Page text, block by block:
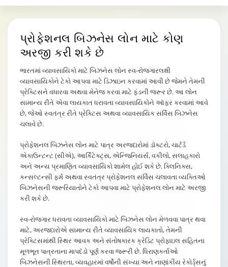
પ્રોફેશનલ બિઝનેસ લોન માટે કોણ
અરજી કરી શકે છે
ભારતમાં વ્યાવસાયિકો માટે બિઝનેસ લોન સ્વ-રોજગારલક્ષી
વ્યાવસાયિકોને ટેકો આપવા માટે ડિઝાઇન કરવામાં આવી છે જેમને તેમની
પ્રેક્ટિસને વધારવા અથવા મેનેજ કરવા માટે ફંડની જરૂર છે. આ લોન
સામાન્ય રીતે એવા લાયકાત ધરાવતા વ્યાવસાયિકોને ઑફર કરવામાં આવે
છે, જેઓ સ્વતંત્ર રીતે પ્રેક્ટિસ અથવા વ્યાવસાયિક સર્વિસ બિઝનેસ
ચલાવે છે.
પ્રોફેશનલ બિઝનેસ લોન માટે પાત્ર અરજદારોમાં ડૉક્ટરો, ચાર્ટર્ડ
એકાઉન્ટન્ટ (સીએ), આર્કિટેક્ટ્સ, એન્જિનિયર્સ, વકીલો, સલાહકારો
અને અન્ય પ્રમાણિત વ્યાવસાયિકો શામેલ હોઈ શકે છે. ક્લિનિક્સ,
કન્સલ્ટન્સી ફર્મ અથવા સ્વતંત્ર પ્રોફેશનલ સર્વિસ ચલાવતા વ્યક્તિઓ
બિઝનેસની જરૂરિયાતોને ટેકો આપવા માટે પ્રોફેશનલ લોન માટે અરજી
કરી શકે છે.
સ્વ-રોજગાર ધરાવતા વ્યાવસાયિકો માટે બિઝનેસ લોન મેળવવા પાત્ર થવા
માટે, અરજદારોએ સામાન્ય રીતે વ્યાવસાયિક લાયકાતો, તેમની
પ્રેક્ટિસમાંથી સ્થિર આવક અને સંતોષકારક ક્રેડિટ પ્રોફાઇલ સહિતના
મૂળભૂત પાત્રતાના માપદંડો પૂર્ણ કરવા જરૂરી છે. ધિરાણકર્તાઓ
બિઝનેસની સ્થિરતા, વ્યવહારમાં વર્ષોની સંખ્યા અને નાણાંકીય રેકોર્ડ્સનું